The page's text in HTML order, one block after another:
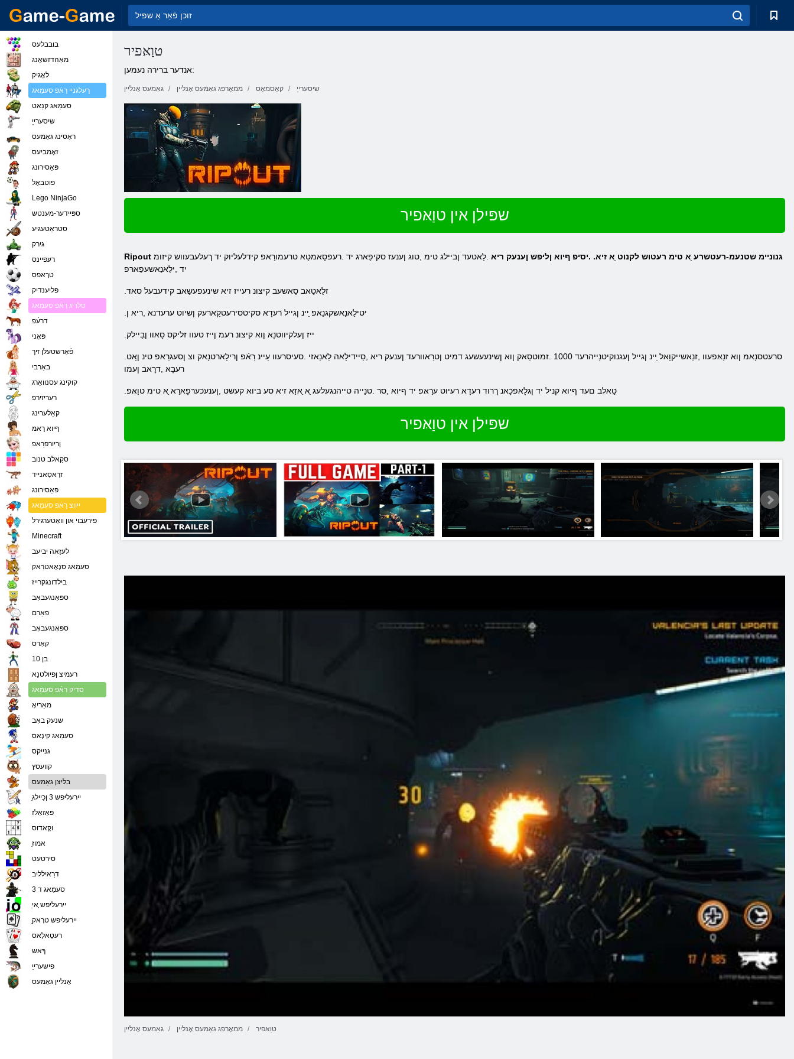
טוַאּפיר
אנדער ברירה נעמען:
גאַמעס אָנליין ממאָרפּג גאַמעס אָנליין קאָסמאָס שיסערייַ
שפּילן אין טוַאּפיר
Ripout גנוניימ שטנעמ-רעטשרע ַא טימ רעטוש לקנוט ַא זיא. .יסיּפ ףיוא ןליּפש ןענעק ריא .לַאטעד ןביילג טימ ,טוג ןענעז סקיפַארג יד .רעפסָאמטַא טרעמורַאפ קידלעליוק יד ךעלעבעווש קיזומ
יד ,ילַאנַאשעפַארּפ
.זלַאטַאב סַאשעב קיצונ רעייז זיא שינעפעשַאב קידעבעל סאד
.יטילַאנַאשקגנַאפ ַיינ ןגייל רעדָא סקיטסירעטקַארעק ןשיוט ערעדנא ,ריא ן
.ייז ןעלקיווטנַא ןוא קיצונ רעמ ןייז טעוו זליקס סָאוו ןבַיילק
רעבָא ,דרָאב ןעמו
.טַאלב םעד ףיוא קניל יד ןגלָאפכָאנ ךרוד רעדָא רעיוט ערַאּפ יד ףיוא ,סר .טנַייה טייהנגעלעג ַא ַאזַא זיא סע ביוא קעשט ,ןענעכערּפָארַא ַא טימ טוָאּפ
שפּילן אין טוַאּפיר
גאַמעס אָנליין ממאָרפּג גאַמעס אָנליין טוַאּפיר
בובבלעס
מאַהדזשאָנג
לאָגיק
ךעלגניי רַאֿפ סעמַאג
סעמַאג קנַאט
שיסערייַ
ראַסינג גאַמעס
זאָמביעס
פּאַסירונג
פוטבאָל
Lego NinjaGo
ספּיידער-מענטש
סטראַטעגיע
גירק
רעּפיינס
טרָאּפס
פליענדיק
סלריג רַאֿפ סעמַאג
דרעֿפ
פּאָני
פֿאַרשטעלן זיך
באַרבי
קוקינג עסנוואַרג
רעריזירפ
קאַלערינג
ףיוא ךאמ
ןריורפרַאפ
סקַאלב טנוב
זרָאסַאנייד
פּאַסירונג
ייווצ רַאֿפ סעמַאג
פירעבוי און וואַטערגירל
Minecraft
לעזַאה יביעב
סעמַאג סנָאָאטרַאק
בילדונגקרייז
ספּאָנגעבאָב
פאַרם
ספּאָנגעבאָב
קאַרס
בן 10
רעמיצ ןפיולטנַא
סדיק רַאֿפ סעמַאג
מאַריאָ
שנעק באָב
סעמַאג קינָאס
גנייקס
קוועסץ
בליצן גאַמעס
ַיירעליּפש 3 ןכַיילג
פּאַזאַלז
וקָאדוס
ַאמוז
סירטעט
דרַאילליב
סעמַאג ד 3
ַיירעליּפש ָאי
ַיירעליּפש טרָאק
רעטַאלַאס
ךָאש
פישערייַ
אָנליין גאַמעס